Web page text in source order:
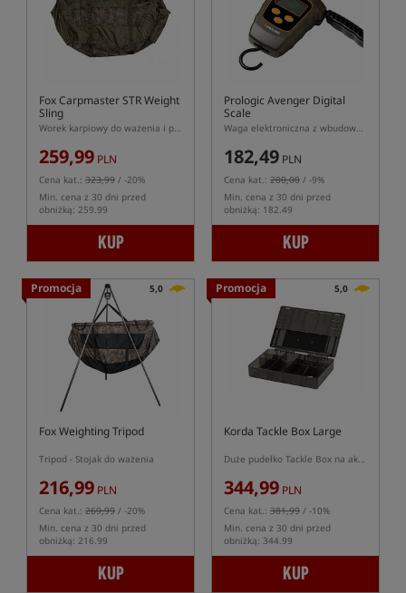
Fox Carpmaster STR Weight
Sling
Worek karpiowy do ważenia i przetrzymywania ryb
259,99 PLN
Cena kat.: 323,99 / -20%
Min. cena z 30 dni przed
obniżką: 259.99
KUP
Prologic Avenger Digital
Scale
Waga elektroniczna z wbudowanymi uchwytami
182,49 PLN
Cena kat.: 200,00 / -9%
Min. cena z 30 dni przed
obniżką: 182.49
KUP
Promocja 5,0
Fox Weighting Tripod
Tripod - Stojak do ważenia
216,99 PLN
Cena kat.: 269,99 / -20%
Min. cena z 30 dni przed
obniżką: 216.99
KUP
Promocja 5,0
Korda Tackle Box Large
Duże pudełko Tackle Box na akcesoria
344,99 PLN
Cena kat.: 381,99 / -10%
Min. cena z 30 dni przed
obniżką: 344.99
KUP